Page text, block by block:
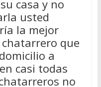
casa y no
usted
la mejor
que
a
casi todas
no